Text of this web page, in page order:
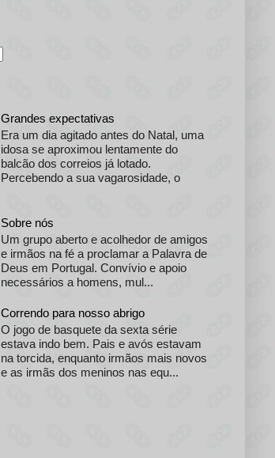
Grandes expectativas
Era um dia agitado antes do Natal, uma
idosa se aproximou lentamente do
balcão dos correios já lotado.
Percebendo a sua vagarosidade, o
Sobre nós
Um grupo aberto e acolhedor de amigos
e irmãos na fé a proclamar a Palavra de
Deus em Portugal. Convívio e apoio
necessários a homens, mul...
Correndo para nosso abrigo
O jogo de basquete da sexta série
estava indo bem. Pais e avós estavam
na torcida, enquanto irmãos mais novos
e as irmãs dos meninos nas equ...